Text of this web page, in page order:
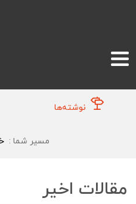
نوشته‌ها
مسیر شما :
مقالات اخیر